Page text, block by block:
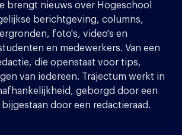
brengt nieuws over Hogeschool
berichtgeving, columns,
foto's, video's en
en medewerkers. Van een
die openstaat voor tips,
van iedereen. Trajectum werkt in
geborgd door een
door een redactieraad.